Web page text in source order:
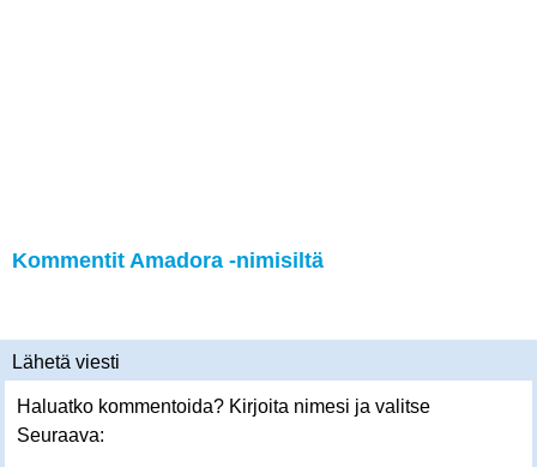
Kommentit Amadora -nimisiltä
Lähetä viesti
Haluatko kommentoida? Kirjoita nimesi ja valitse
Seuraava: